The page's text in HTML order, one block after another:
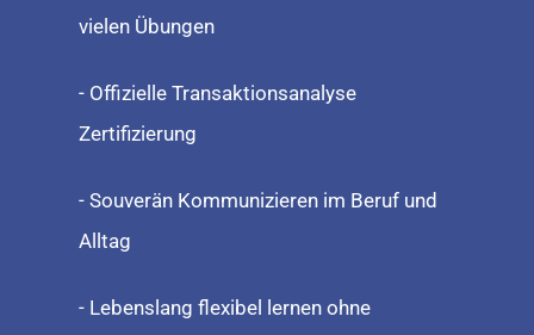
vielen Übungen
- Offizielle Transaktionsanalyse
Zertifizierung
- Souverän Kommunizieren im Beruf und
Alltag
- Lebenslang flexibel lernen ohne